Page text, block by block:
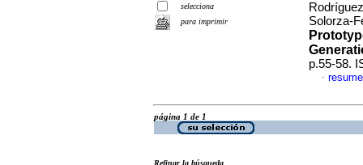
selecciona
para imprimir
Solorza-
p.55-58.
·
página 1 de 1